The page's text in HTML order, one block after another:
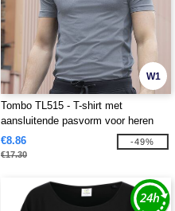
W1
Tombo TL515 - T-shirt met
aansluitende pasvorm voor heren
€8.86
€17.30
-49%